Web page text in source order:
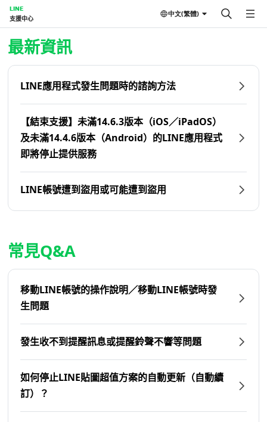
LINE
支援中心
中文(繁體)
首頁 | LINE支援中心
最新資訊
LINE應用程式發生問題時的諮詢方法
【結束支援】未滿14.6.3版本（iOS／iPadOS）
及未滿14.4.6版本（Android）的LINE應用程式
即將停止提供服務
LINE帳號遭到盜用或可能遭到盜用
常見Q&A
移動LINE帳號的操作說明／移動LINE帳號時發
生問題
發生收不到提醒訊息或提醒鈴聲不響等問題
如何停止LINE貼圖超值方案的自動更新（自動續
訂）？